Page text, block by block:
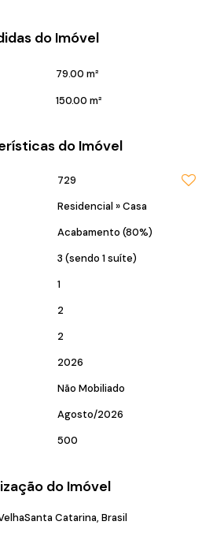
do Imóvel
79.00 m²
150.00 m²
do Imóvel
729
Residencial »Casa
Acabamento (80%)
3 (sendo 1 suíte)
1
2
2
2026
Não Mobiliado
Agosto/2026
500
do Imóvel
Santa Catarina, Brasil